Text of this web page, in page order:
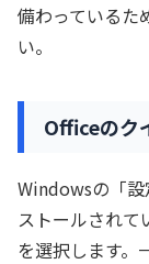
備わっているた
い。
Officeのク
Windowsの「設
ストールされて
を選択します